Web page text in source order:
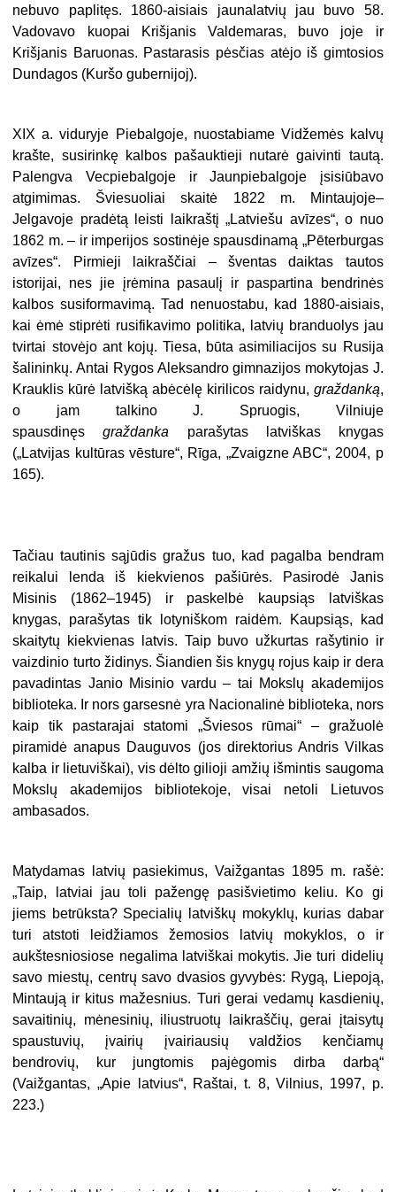
nebuvo paplitęs. 1860-aisiais jaunalatvių jau buvo 58.
Vadovavo kuopai Krišjanis Valdemaras, buvo joje ir
Krišjanis Baruonas. Pastarasis pėsčias atėjo iš gimtosios
Dundagos (Kuršo gubernijoj).
XIX a. viduryje Piebalgoje, nuostabiame Vidžemės kalvų
krašte, susirinkę kalbos pašauktieji nutarė gaivinti tautą.
Palengva Vecpiebalgoje ir Jaunpiebalgoje įsisiūbavo
atgimimas. Šviesuoliai skaitė 1822 m. Mintaujoje–
Jelgavoje pradėtą leisti laikraštį „Latviešu avīzes“, o nuo
1862 m. – ir imperijos sostinėje spausdinamą „Pēterburgas
avīzes“. Pirmieji laikraščiai – šventas daiktas tautos
istorijai, nes jie įrėmina pasaulį ir paspartina bendrinės
kalbos susiformavimą. Tad nenuostabu, kad 1880-aisiais,
kai ėmė stiprėti rusifikavimo politika, latvių branduolys jau
tvirtai stovėjo ant kojų. Tiesa, būta asimiliacijos su Rusija
šalininkų. Antai Rygos Aleksandro gimnazijos mokytojas J.
Krauklis kūrė latvišką abėcėlę kirilicos raidynu, graždanką,
o jam talkino J. Spruogis, Vilniuje
spausdinęsgraždanka parašytas latviškas knygas
(„Latvijas kultūras vēsture“, Rīga, „Zvaigzne ABC“, 2004, p
165).
Tačiau tautinis sąjūdis gražus tuo, kad pagalba bendram
reikalui lenda iš kiekvienos pašiūrės. Pasirodė Janis
Misinis (1862–1945) ir paskelbė kaupsiąs latviškas
knygas, parašytas tik lotyniškom raidėm. Kaupsiąs, kad
skaitytų kiekvienas latvis. Taip buvo užkurtas rašytinio ir
vaizdinio turto židinys. Šiandien šis knygų rojus kaip ir dera
pavadintas Janio Misinio vardu – tai Mokslų akademijos
biblioteka. Ir nors garsesnė yra Nacionalinė biblioteka, nors
kaip tik pastarajai statomi „Šviesos rūmai“ – gražuolė
piramidė anapus Dauguvos (jos direktorius Andris Vilkas
kalba ir lietuviškai), vis dėlto gilioji amžių išmintis saugoma
Mokslų akademijos bibliotekoje, visai netoli Lietuvos
ambasados.
Matydamas latvių pasiekimus, Vaižgantas 1895 m. rašė:
„Taip, latviai jau toli pažengę pasišvietimo keliu. Ko gi
jiems betrūksta? Specialių latviškų mokyklų, kurias dabar
turi atstoti leidžiamos žemosios latvių mokyklos, o ir
aukštesniosiose negalima latviškai mokytis. Jie turi didelių
savo miestų, centrų savo dvasios gyvybės: Rygą, Liepoją,
Mintaują ir kitus mažesnius. Turi gerai vedamų kasdienių,
savaitinių, mėnesinių, iliustruotų laikraščių, gerai įtaisytų
spaustuvių, įvairių įvairiausių valdžios kenčiamų
bendrovių, kur jungtomis pajėgomis dirba darbą“
(Vaižgantas, „Apie latvius“, Raštai, t. 8, Vilnius, 1997, p.
223.)